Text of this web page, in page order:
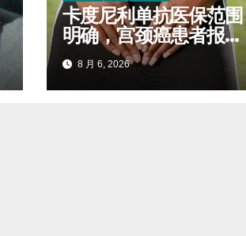
卡度尼利单抗医保范围
明确，宫颈癌患者报销
标准对照查看
8 月 6, 2026